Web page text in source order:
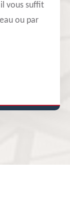
vous suffit
ou par